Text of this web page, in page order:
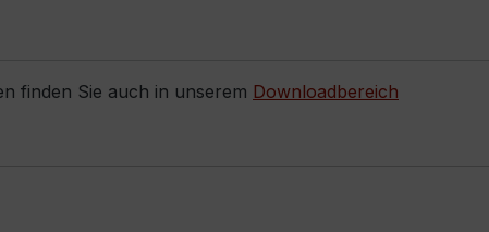
finden Sie auch in unserem Downloadbereich